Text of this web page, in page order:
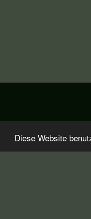
Diese Website
Startseite